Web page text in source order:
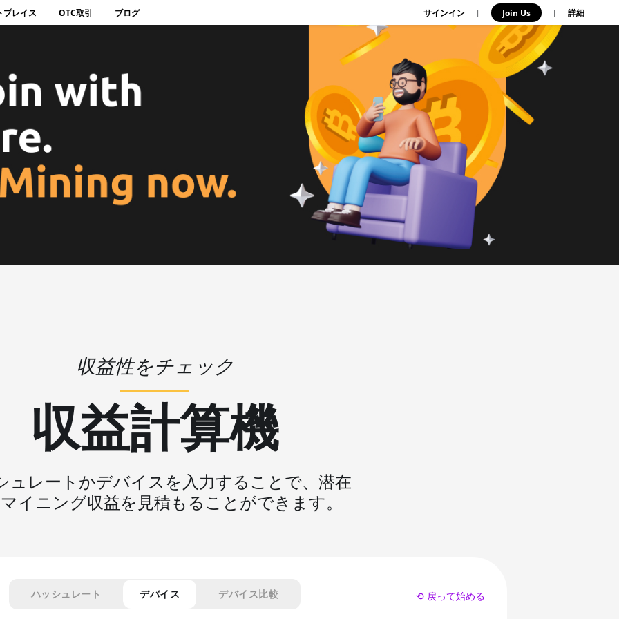
プレイス OTC取引 ブログ サインイン | Join Us | 詳細
収益性をチェック
収益計算機
ュレートかデバイスを入力することで、潜在
イニング収益を見積もることができます。
ハッシュレート デバイス デバイス比較 ⟲ 戻って始める